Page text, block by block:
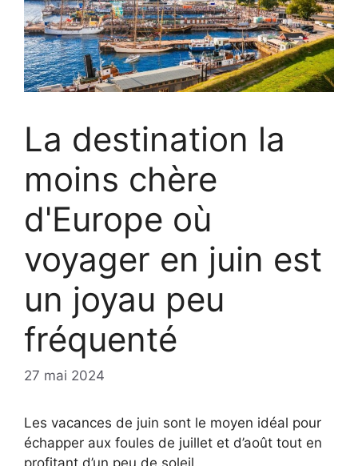
La destination la
moins chère
d'Europe où
voyager en juin est
un joyau peu
fréquenté
27 mai 2024
Les vacances de juin sont le moyen idéal pour
échapper aux foules de juillet et d’août tout en